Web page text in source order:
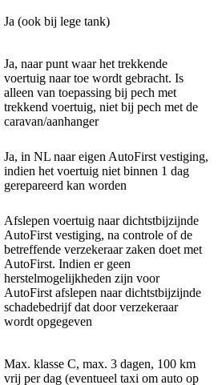
Ja (ook bij lege tank)
Ja, naar punt waar het trekkende
voertuig naar toe wordt gebracht. Is
alleen van toepassing bij pech met
trekkend voertuig, niet bij pech met de
caravan/aanhanger
Ja, in NL naar eigen AutoFirst vestiging,
indien het voertuig niet binnen 1 dag
gerepareerd kan worden
Afslepen voertuig naar dichtstbijzijnde
AutoFirst vestiging, na controle of de
betreffende verzekeraar zaken doet met
AutoFirst. Indien er geen
herstelmogelijkheden zijn voor
AutoFirst afslepen naar dichtstbijzijnde
schadebedrijf dat door verzekeraar
wordt opgegeven
Max. klasse C, max. 3 dagen, 100 km
vrij per dag (eventueel taxi om auto op